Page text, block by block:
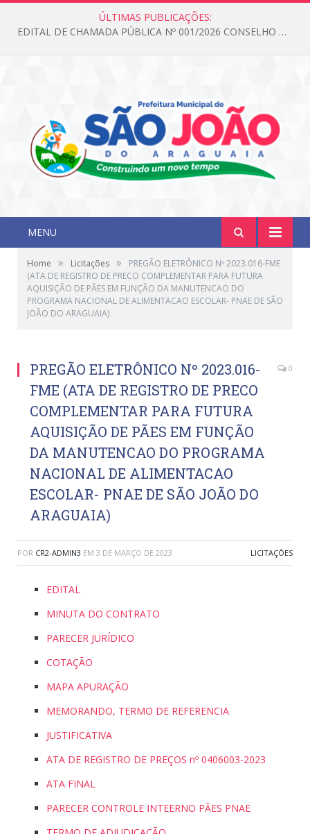
ÚLTIMAS PUBLICAÇÕES:
EDITAL DE CHAMADA PÚBLICA Nº 001/2026 CONSELHO DOS DIREITOS DA CRIANÇA E DO ADOLESCENTE
MENU
Home » Licitações »
PREGÃO ELETRÔNICO Nº 2023.016-FME
(ATA DE REGISTRO DE PRECO COMPLEMENTAR PARA FUTURA
AQUISIÇÃO DE PÃES EM FUNÇÃO DA MANUTENCAO DO
PROGRAMA NACIONAL DE ALIMENTACAO ESCOLAR- PNAE DE SÃO
JOÃO DO ARAGUAIA)
PREGÃO ELETRÔNICO Nº 2023.016-
FME (ATA DE REGISTRO DE PRECO
COMPLEMENTAR PARA FUTURA
AQUISIÇÃO DE PÃES EM FUNÇÃO
DA MANUTENCAO DO PROGRAMA
NACIONAL DE ALIMENTACAO
ESCOLAR- PNAE DE SÃO JOÃO DO
ARAGUAIA)
0
POR CR2-ADMIN3 EM 3 DE MARÇO DE 2023 LICITAÇÕES
EDITAL
MINUTA DO CONTRATO
PARECER JURÍDICO
COTAÇÃO
MAPA APURAÇÃO
MEMORANDO, TERMO DE REFERENCIA
JUSTIFICATIVA
ATA DE REGISTRO DE PREÇOS nº 0406003-2023
ATA FINAL
PARECER CONTROLE INTEERNO PÃES PNAE